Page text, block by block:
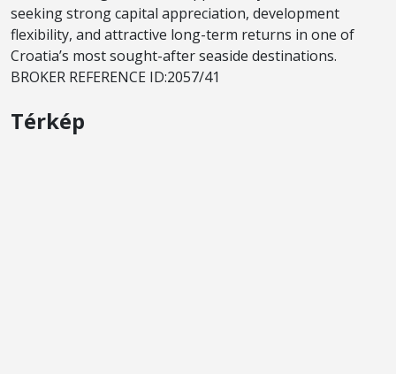
seeking strong capital appreciation, development
flexibility, and attractive long-term returns in one of
Croatia’s most sought-after seaside destinations.
BROKER REFERENCE ID:2057/41
Térkép